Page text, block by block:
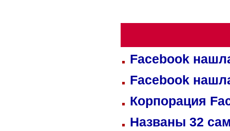
Facebook
Facebook
Корпорация
Названы 32